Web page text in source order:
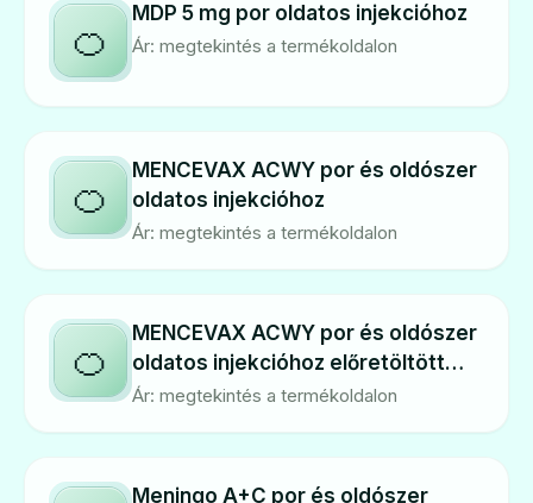
🍊
MDP 5 mg por oldatos injekcióhoz
Ár: megtekintés a termékoldalon
🍊
MENCEVAX ACWY por és oldószer
oldatos injekcióhoz
Ár: megtekintés a termékoldalon
🍊
MENCEVAX ACWY por és oldószer
oldatos injekcióhoz előretöltött
fecskendőben
Ár: megtekintés a termékoldalon
Meningo A+C por és oldószer